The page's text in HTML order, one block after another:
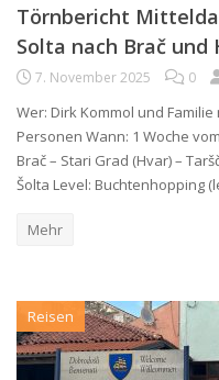
Törnbericht
Solta nach Brač und
7. November 2025 0
Wer: Dirk Kommol und
Personen Wann: 1 Woche
Brač – Stari Grad (Hvar) –
Šolta Level: Buchtenhopping
Mehr
Reisen